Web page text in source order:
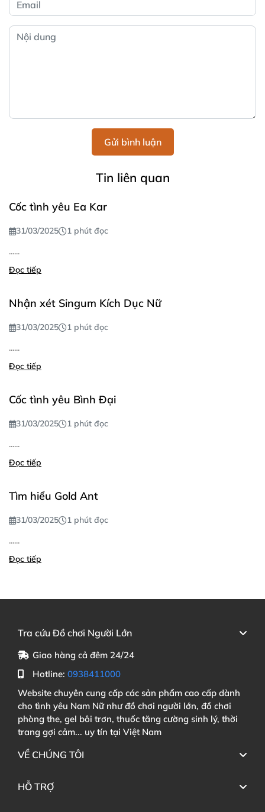
Gửi bình luận
Tin liên quan
Cốc tình yêu Ea Kar
31/03/2025
1 phút đọc
......
Đọc tiếp
Nhận xét Singum Kích Dục Nữ
31/03/2025
1 phút đọc
......
Đọc tiếp
Cốc tình yêu Bình Đại
31/03/2025
1 phút đọc
......
Đọc tiếp
Tìm hiểu Gold Ant
31/03/2025
1 phút đọc
......
Đọc tiếp
Tra cứu Đồ chơi Người Lớn
Giao hàng cả đêm 24/24
Hotline: 0938411000
Website chuyên cung cấp các sản phẩm cao cấp dành
cho tình yêu Nam Nữ như đồ chơi người lớn, đồ chơi
phòng the, gel bôi trơn, thuốc tăng cường sinh lý, thời
trang gợi cảm... uy tín tại Việt Nam
VỀ CHÚNG TÔI
HỖ TRỢ